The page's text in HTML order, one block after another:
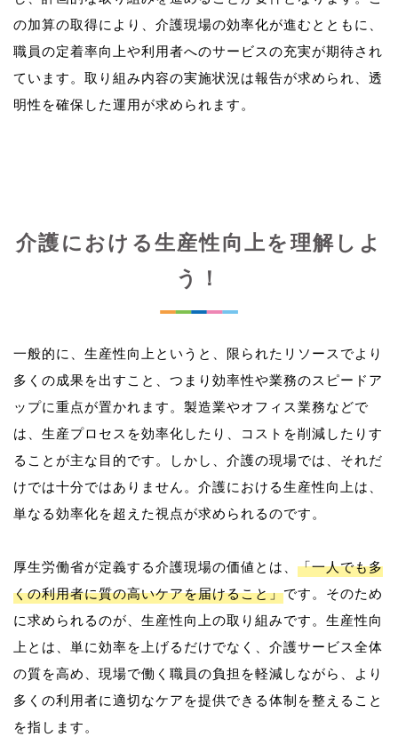
の加算の取得により、介護現場の効率化が進むとともに、
職員の定着率向上や利用者へのサービスの充実が期待され
ています。取り組み内容の実施状況は報告が求められ、透
介護における生産性向上を理解しよ
う！
一般的に、生産性向上というと、限られたリソースでより
多くの成果を出すこと、つまり効率性や業務のスピードア
ップに重点が置かれます。製造業やオフィス業務などで
は、生産プロセスを効率化したり、コストを削減したりす
ることが主な目的です。しかし、介護の現場では、それだ
けでは十分ではありません。介護における生産性向上は、
単なる効率化を超えた視点が求められるのです。
厚生労働省が定義する介護現場の価値とは、 「一人でも多
くの利用者に質の高いケアを届けること」です。そのため
に求められるのが、生産性向上の取り組みです。生産性向
上とは、単に効率を上げるだけでなく、介護サービス全体
の質を高め、現場で働く職員の負担を軽減しながら、より
多くの利用者に適切なケアを提供できる体制を整えること
を指します。